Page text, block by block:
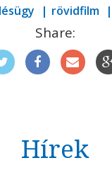
rövidfilm
Share:
Hírek